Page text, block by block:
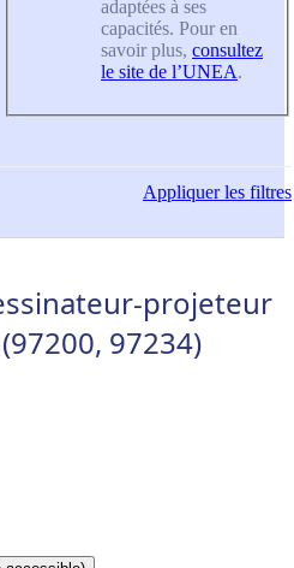
adaptées à ses
capacités. Pour en
savoir plus, consultez
le site de l’UNEA.
Appliquerles filtres
projeteur
97234)